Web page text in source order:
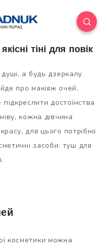
тіні для повік
а будь дзеркалу
про макіяж очей.
достоїнства
кожна дівчина
для цього потрібно
засоби: туш для
косметики можна